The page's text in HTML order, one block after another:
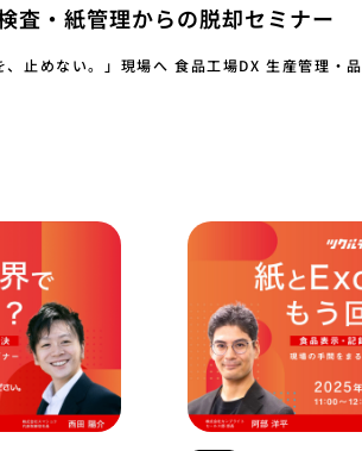
査・紙管理からの脱却セミナー
止めない。」現場へ 食品工場DX 生産管理・品